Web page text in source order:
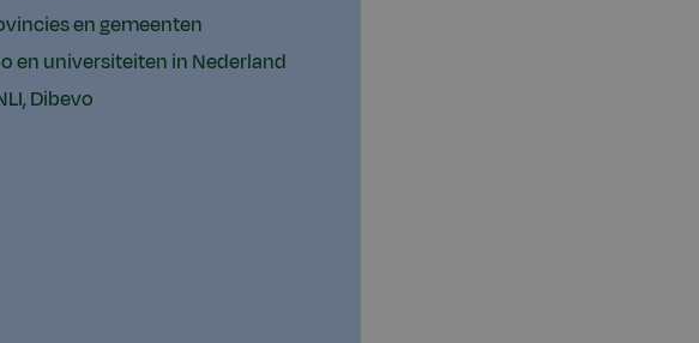
en gemeenten
en universiteiten in Nederland
Dibevo